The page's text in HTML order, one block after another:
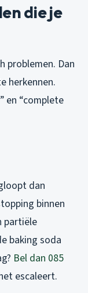
die je
problemen. Dan
herkennen.
en “complete
dan
binnen
partiële
baking soda
Bel dan 085
escaleert.